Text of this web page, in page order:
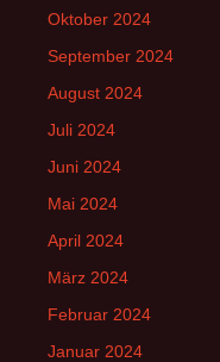
Oktober 2024
September 2024
August 2024
Juli 2024
Juni 2024
Mai 2024
April 2024
März 2024
Februar 2024
Januar 2024